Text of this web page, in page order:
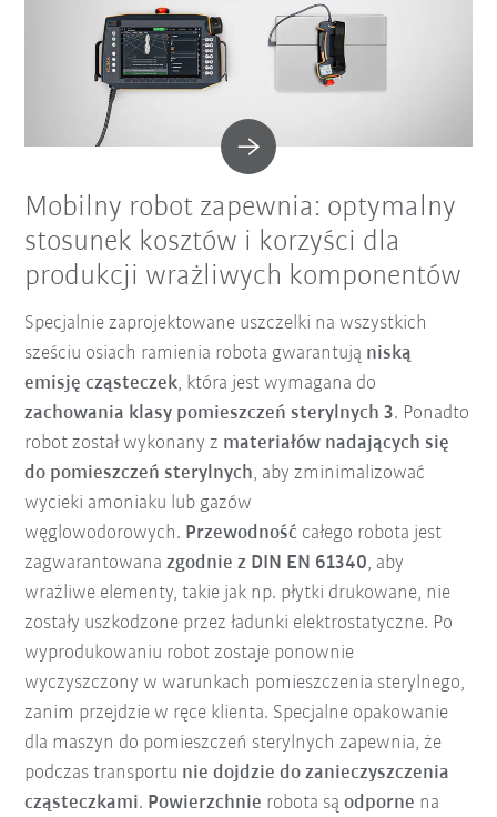
Mobilny robot zapewnia: optymalny
stosunek kosztów i korzyści dla
produkcji wrażliwych komponentów
Specjalnie zaprojektowane uszczelki na wszystkich
sześciu osiach ramienia robota gwarantują niską
emisję cząsteczek, która jest wymagana do
zachowania klasy pomieszczeń sterylnych 3. Ponadto
robot został wykonany z materiałów nadających się
do pomieszczeń sterylnych, aby zminimalizować
wycieki amoniaku lub gazów
węglowodorowych. Przewodność całego robota jest
zagwarantowanazgodnie z DIN EN 61340, aby
wrażliwe elementy, takie jak np. płytki drukowane, nie
zostały uszkodzone przez ładunki elektrostatyczne. Po
wyprodukowaniu robot zostaje ponownie
wyczyszczony w warunkach pomieszczenia sterylnego,
zanim przejdzie w ręce klienta. Specjalne opakowanie
dla maszyn do pomieszczeń sterylnych zapewnia, że
podczas transportu nie dojdzie do zanieczyszczenia
cząsteczkami. Powierzchnie robota sąodporne na